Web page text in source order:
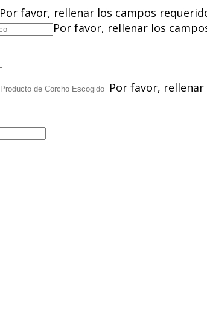
Por favor, rellenar los campos
Por favor, rellenar los
Por favor, rellenar